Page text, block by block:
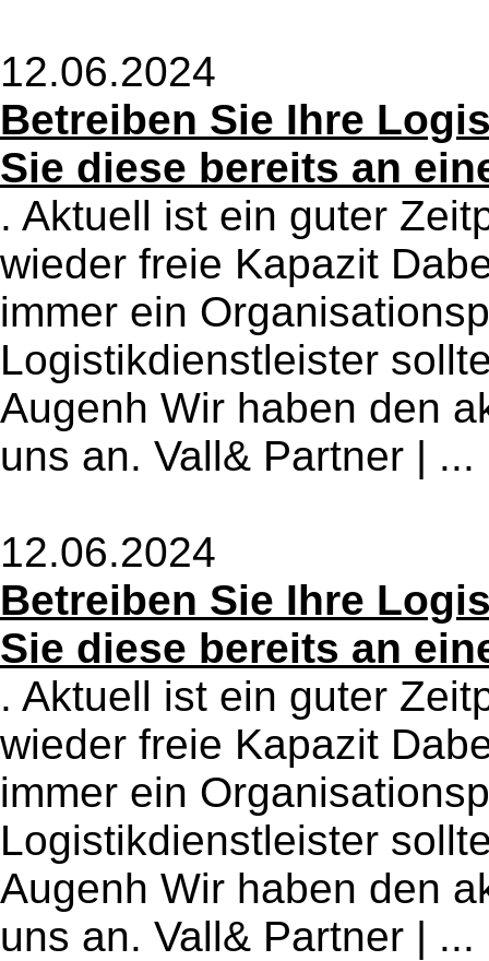
12.06.2024
Betreiben Sie Ihre
Sie diese bereits an
. Aktuell ist ein guter
wieder freie Kapazit
immer ein
Logistikdienstleister
Augenh Wir haben den
uns an. Vall& Partner | ...
12.06.2024
Betreiben Sie Ihre
Sie diese bereits an
. Aktuell ist ein guter
wieder freie Kapazit
immer ein
Logistikdienstleister
Augenh Wir haben den
uns an. Vall& Partner | ...